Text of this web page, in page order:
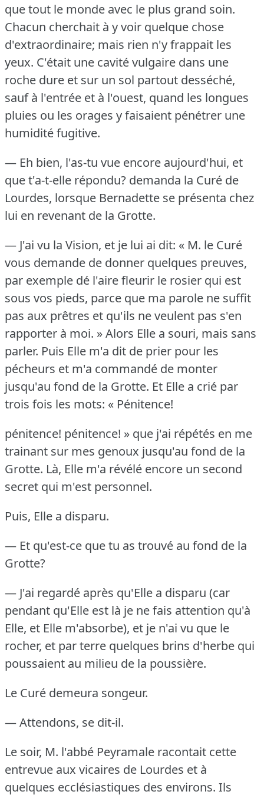
que tout le monde avec le plus grand soin.
Chacun cherchait à y voir quelque chose
d'extraordinaire; mais rien n'y frappait les
yeux. C'était une cavité vulgaire dans une
roche dure et sur un sol partout desséché,
sauf à l'entrée et à l'ouest, quand les longues
pluies ou les orages y faisaient pénétrer une
humidité fugitive.
— Eh bien, l'as-tu vue encore aujourd'hui, et
que t'a-t-elle répondu? demanda la Curé de
Lourdes, lorsque Bernadette se présenta chez
lui en revenant de la Grotte.
— J'ai vu la Vision, et je lui ai dit: « M. le Curé
vous demande de donner quelques preuves,
par exemple dé l'aire fleurir le rosier qui est
sous vos pieds, parce que ma parole ne suffit
pas aux prêtres et qu'ils ne veulent pas s'en
rapporter à moi. » Alors Elle a souri, mais sans
parler. Puis Elle m'a dit de prier pour les
pécheurs et m'a commandé de monter
jusqu'au fond de la Grotte. Et Elle a crié par
trois fois les mots: « Pénitence!
pénitence! pénitence! » que j'ai répétés en me
trainant sur mes genoux jusqu'au fond de la
Grotte. Là, Elle m'a révélé encore un second
secret qui m'est personnel.
Puis, Elle a disparu.
— Et qu'est-ce que tu as trouvé au fond de la
Grotte?
— J'ai regardé après qu'Elle a disparu (car
pendant qu'Elle est là je ne fais attention qu'à
Elle, et Elle m'absorbe), et je n'ai vu que le
rocher, et par terre quelques brins d'herbe qui
poussaient au milieu de la poussière.
Le Curé demeura songeur.
— Attendons, se dit-il.
Le soir, M. l'abbé Peyramale racontait cette
entrevue aux vicaires de Lourdes et à
quelques ecclésiastiques des environs. Ils